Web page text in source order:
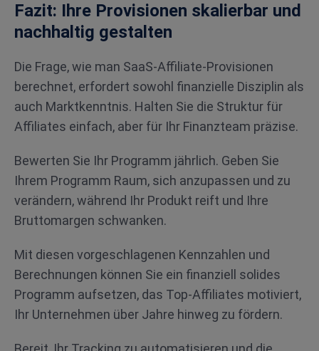
Fazit: Ihre Provisionen skalierbar und
nachhaltig gestalten
Die Frage, wie man SaaS-Affiliate-Provisionen
berechnet, erfordert sowohl finanzielle Disziplin als
auch Marktkenntnis. Halten Sie die Struktur für
Affiliates einfach, aber für Ihr Finanzteam präzise.
Bewerten Sie Ihr Programm jährlich. Geben Sie
Ihrem Programm Raum, sich anzupassen und zu
verändern, während Ihr Produkt reift und Ihre
Bruttomargen schwanken.
Mit diesen vorgeschlagenen Kennzahlen und
Berechnungen können Sie ein finanziell solides
Programm aufsetzen, das Top-Affiliates motiviert,
Ihr Unternehmen über Jahre hinweg zu fördern.